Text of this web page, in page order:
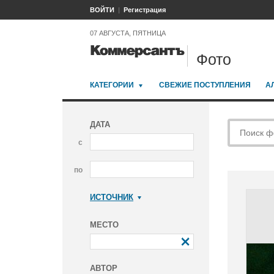
ВОЙТИ Регистрация
07 АВГУСТА, ПЯТНИЦА
Фото
КАТЕГОРИИ СВЕЖИЕ ПОСТУПЛЕНИЯ
ДАТА
с
по
ИСТОЧНИК
МЕСТО
АВТОР